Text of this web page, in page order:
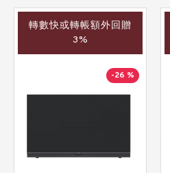
轉數快或轉帳額外回贈
3%
-26 %